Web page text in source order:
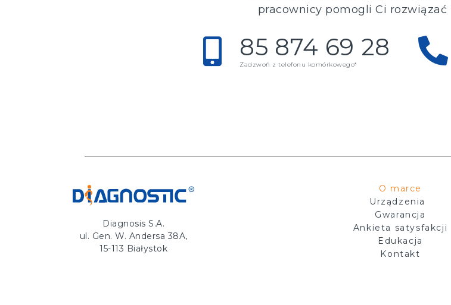
pracownicy pomogli Ci rozwiązać
85 874 69 28
Zadzwoń z telefonu komórkowego*
Diagnosis S.A.
ul. Gen. W. Andersa 38A,
15-113 Białystok
O marce
Urządzenia
Gwarancja
Ankieta satysfakcji
Edukacja
Kontakt